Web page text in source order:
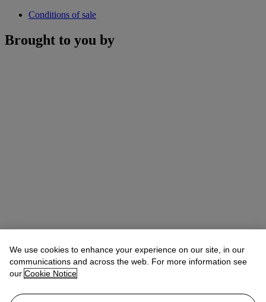
Conditions of sale
Brought to you by
We use cookies to enhance your experience on our site, in our
communications and across the web. For more information see
our Cookie Notice